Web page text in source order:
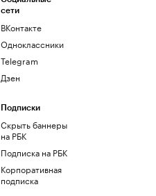
сети
ВКонтакте
Одноклассники
Telegram
Дзен
Подписки
Скрыть баннеры
на РБК
Подписка на РБК
Корпоративная
подписка